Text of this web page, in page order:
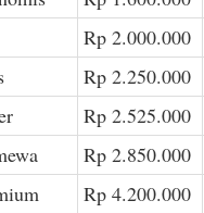
Rp 2.000.000
Rp 2.250.000
Rp 2.525.000
Rp 2.850.000
Rp 4.200.000